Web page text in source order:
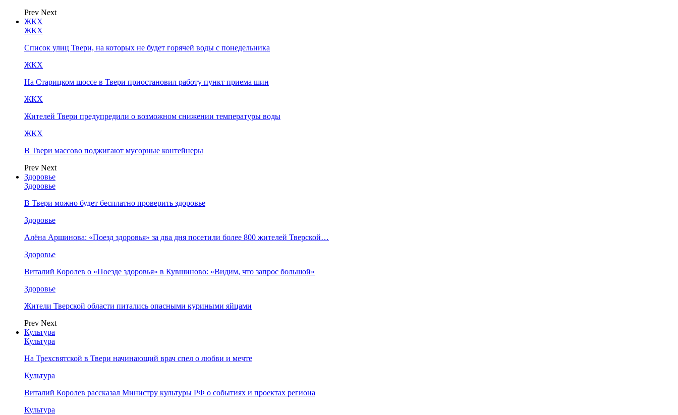
Prev Next
ЖКХ
ЖКХ
Список улиц Твери, на которых не будет горячей воды с понедельника
ЖКХ
На Старицком шоссе в Твери приостановил работу пункт приема шин
ЖКХ
Жителей Твери предупредили о возможном снижении температуры воды
ЖКХ
В Твери массово поджигают мусорные контейнеры
Prev Next
Здоровье
Здоровье
В Твери можно будет бесплатно проверить здоровье
Здоровье
Алёна Аршинова: «Поезд здоровья» за два дня посетили более 800 жителей Тверской…
Здоровье
Виталий Королев о «Поезде здоровья» в Кувшиново: «Видим, что запрос большой»
Здоровье
Жители Тверской области питались опасными куриными яйцами
Prev Next
Культура
Культура
На Трехсвятской в Твери начинающий врач спел о любви и мечте
Культура
Виталий Королев рассказал Министру культуры РФ о событиях и проектах региона
Культура